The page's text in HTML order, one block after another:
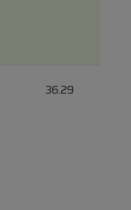
36.29